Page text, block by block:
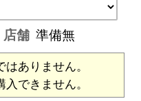
店舗 準備無
ありません。
できません。